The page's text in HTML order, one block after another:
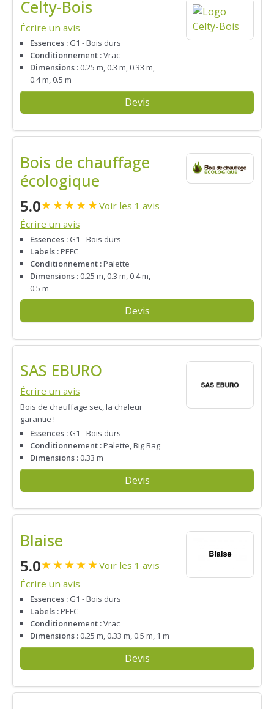
Celty-Bois
Écrire un avis
Essences : G1 - Bois durs
Conditionnement :Vrac
Dimensions : 0.25 m, 0.3 m, 0.33 m,
0.4 m, 0.5 m
Devis
Bois de chauffage
écologique
5.0★★★★★Voir les 1 avis
Écrire un avis
Essences : G1 - Bois durs
Labels :PEFC
Conditionnement :Palette
Dimensions : 0.25 m, 0.3 m, 0.4 m,
0.5 m
Devis
SAS EBURO
Écrire un avis
Bois de chauffage sec, la chaleur
garantie !
Essences : G1 - Bois durs
Conditionnement :Palette, Big Bag
Dimensions : 0.33 m
Devis
Blaise
5.0★★★★★Voir les 1 avis
Écrire un avis
Essences : G1 - Bois durs
Labels :PEFC
Conditionnement :Vrac
Dimensions : 0.25 m, 0.33 m, 0.5 m, 1 m
Devis